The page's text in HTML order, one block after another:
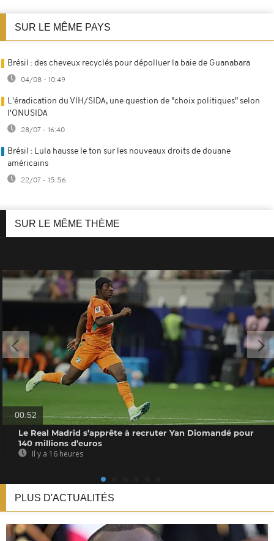
SUR LE MÊME PAYS
Brésil : des cheveux recyclés pour dépolluer la baie de Guanabara
04/08 - 10:49
L'éradication du VIH/SIDA, une question de "choix politiques" selon
l'ONUSIDA
28/07 - 16:40
Brésil : Lula hausse le ton sur les nouveaux droits de douane
américains
22/07 - 15:56
SUR LE MÊME THÈME
00:52
Le Real Madrid s’apprête à recruter Yan Diomandé pour
140 millions d’euros
Il y a 16 heures
PLUS D'ACTUALITÉS